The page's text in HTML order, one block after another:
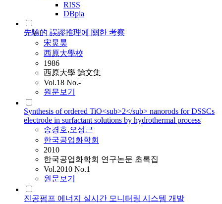
RISS
DBpia
先驗的 誤謬推理에 關한 考察
宋炅昊
西原大學校
1986
西原大學 論文集
Vol.18 No.-
원문보기
Synthesis of ordered TiO<sub>2</sub> nanorods for DSSCs
electrode in surfactant solutions by hydrothermal process
송경호,오성근
한국공업화학회
2010
한국공업화학회 연구논문 초록집
Vol.2010 No.1
원문보기
진공펌프 에너지 실시간 모니터링 시스템 개발